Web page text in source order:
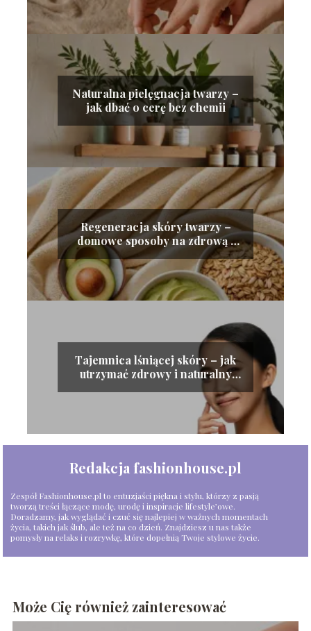
Naturalna pielęgnacja twarzy –
jak dbać o cerę bez chemii
Regeneracja skóry twarzy –
domowe sposoby na zdrową i
odżywioną cerę
Tajemnica lśniącej skóry – jak
utrzymać zdrowy i naturalny
Redakcja fashionhouse.pl
Zespół Fashionhouse.pl to entuzjaści piękna i stylu, którzy z pasją
tworzą treści łączące modę, urodę i inspiracje lifestyle’owe.
Doradzamy, jak wyglądać i czuć się najlepiej w ważnych momentach
życia, takich jak ślub, ale też na co dzień. Znajdziesz u nas także
pomysły na relaks i rozrywkę, które dopełnią Twoje stylowe życie.
Może Cię również zainteresować